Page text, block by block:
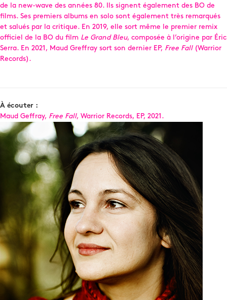
de la new-wave des années 80. Ils signent également des BO de
films. Ses premiers albums en solo sont également très remarqués
et salués par la critique. En 2019, elle sort même le premier remix
officiel de la BO du film Le Grand Bleu, composée à l’origine par Éric
Serra. En 2021, Maud Greffray sort son dernier EP, Free Fall(Warrior
Records).
À écouter :
Maud Geffray, Free Fall, Warrior Records, EP, 2021.